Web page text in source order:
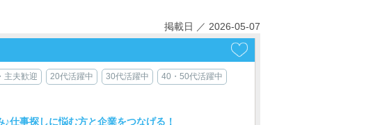
掲載日 ／ 2026-05-07
主夫歓迎 20代活躍中 30代活躍中 40・50代活躍中
仕事探しに悩む方と企業をつなげる！